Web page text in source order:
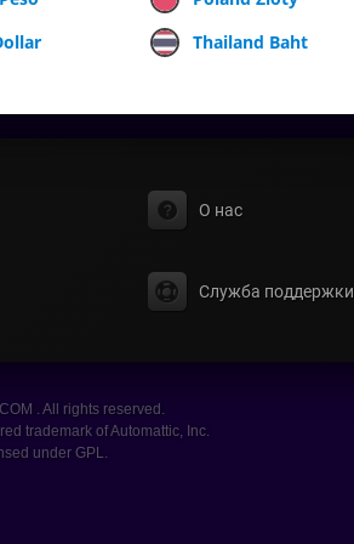
Thailand Baht
О нас
Служба поддержки
. All rights reserved.
trademark of Automattic, Inc.
under GPL.